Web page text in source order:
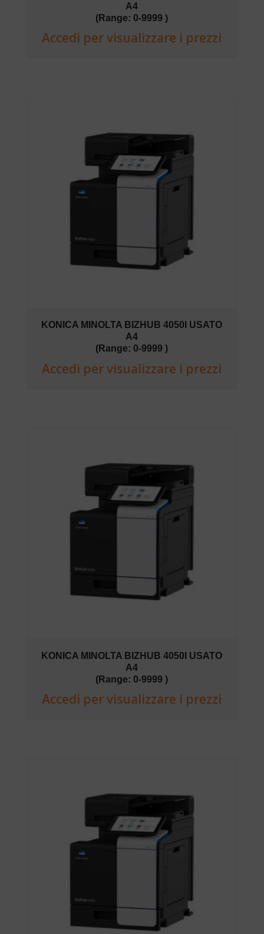
A4
(Range: 0-9999 )
Accedi per visualizzare i prezzi
KONICA MINOLTA BIZHUB 4050I USATO
A4
(Range: 0-9999 )
Accedi per visualizzare i prezzi
KONICA MINOLTA BIZHUB 4050I USATO
A4
(Range: 0-9999 )
Accedi per visualizzare i prezzi